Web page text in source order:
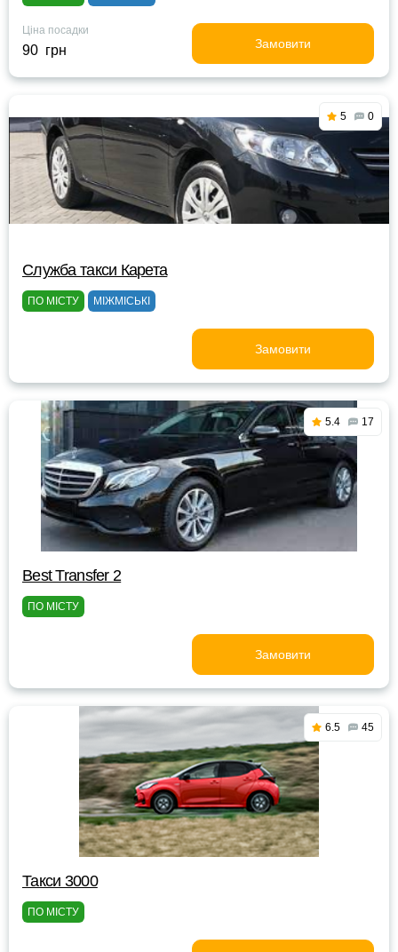
Ціна посадки
90 грн Замовити
5 0
Служба такси Карета
ПО МІСТУ МІЖМІСЬКІ
Замовити
5.4 17
Best Transfer 2
ПО МІСТУ
Замовити
6.5 45
Такси 3000
ПО МІСТУ